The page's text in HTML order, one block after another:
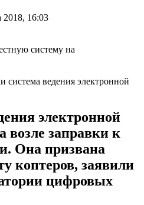
2018, 16:03
система ведения электронной
электронной
возле заправки к
Она призвана
коптеров, заявили
цифровых